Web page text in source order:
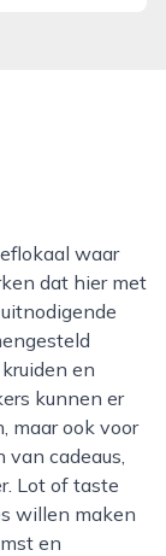
dat hier met
en
kunnen er
maar ook voor
cadeaus,
Lot of taste
willen maken
en